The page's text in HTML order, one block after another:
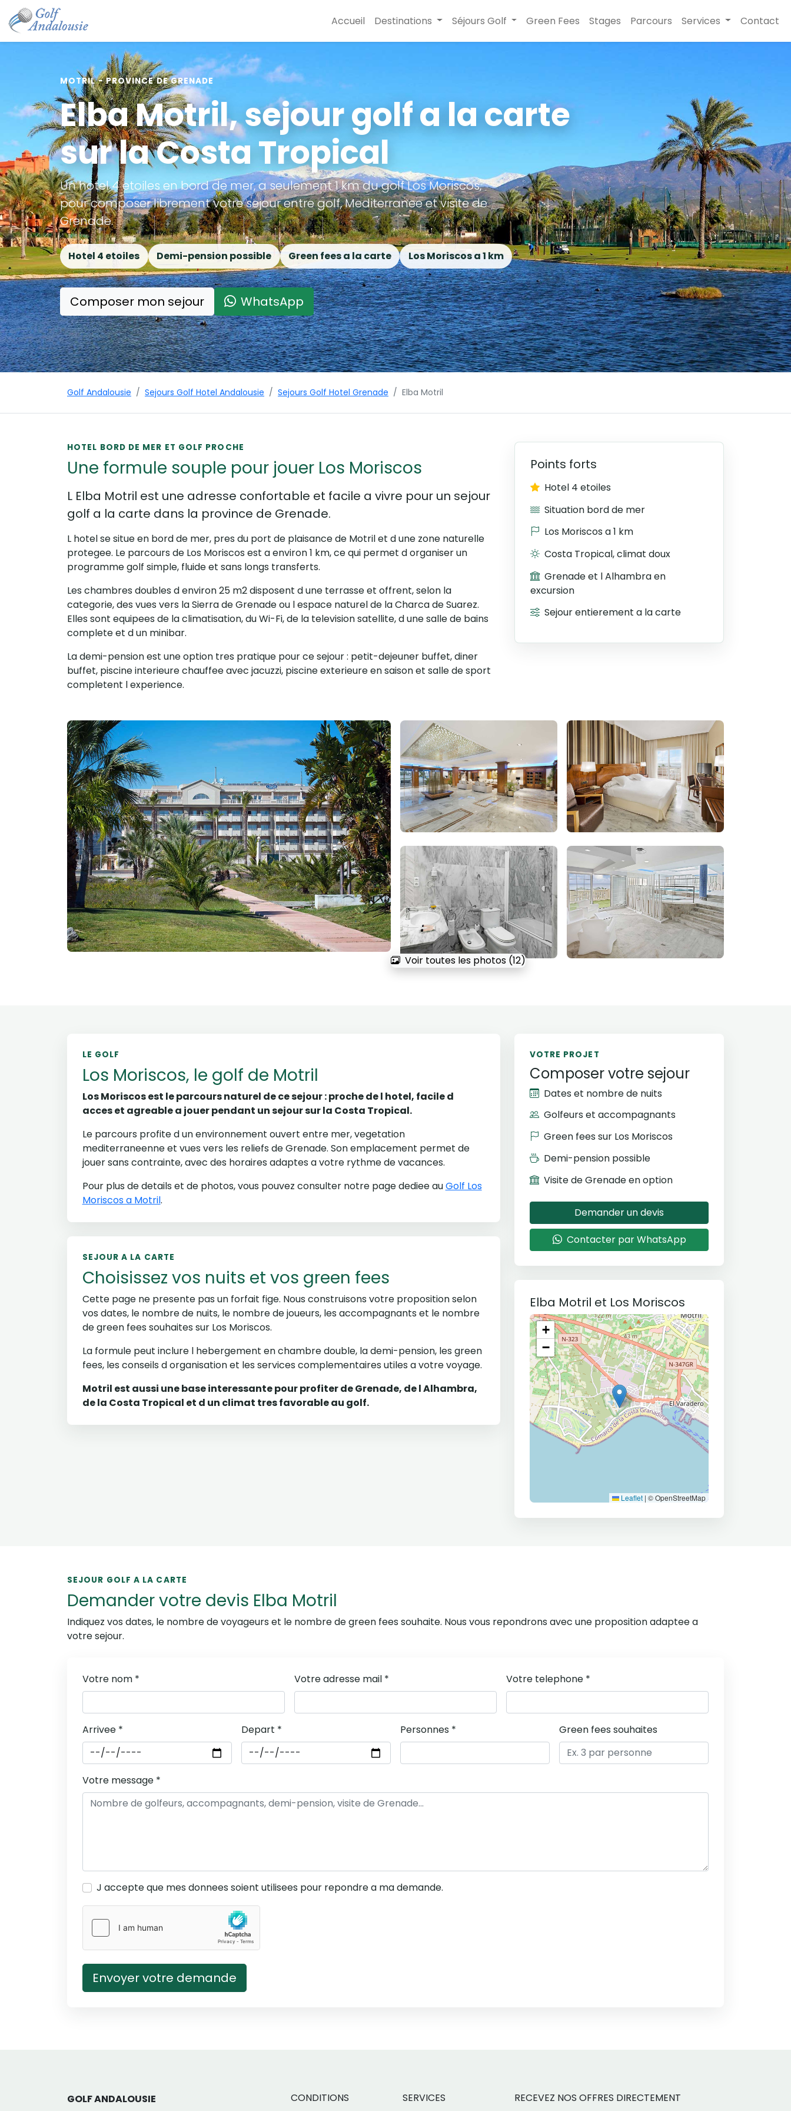
Accueil Destinations Séjours Golf Green Fees Stages Parcours Services Contact
MOTRIL - PROVINCE DE GRENADE
Elba Motril, sejour golf a la carte
sur la Costa Tropical
Un hotel 4 etoiles en bord de mer, a seulement 1 km du golf Los Moriscos,
pour composer librement votre sejour entre golf, Mediterranee et visite de
Grenade.
Hotel 4 etoiles Demi-pension possible Green fees a la carte Los Moriscos a 1 km
Composer mon sejour WhatsApp
Golf Andalousie Sejours Golf Hotel Andalousie Sejours Golf Hotel Grenade Elba Motril
HOTEL BORD DE MER ET GOLF PROCHE
Une formule souple pour jouer Los Moriscos
L Elba Motril est une adresse confortable et facile a vivre pour un sejour
golf a la carte dans la province de Grenade.
L hotel se situe en bord de mer, pres du port de plaisance de Motril et d une zone naturelle
protegee. Le parcours de Los Moriscos est a environ 1 km, ce qui permet d organiser un
programme golf simple, fluide et sans longs transferts.
Les chambres doubles d environ 25 m2 disposent d une terrasse et offrent, selon la
categorie, des vues vers la Sierra de Grenade ou l espace naturel de la Charca de Suarez.
Elles sont equipees de la climatisation, du Wi-Fi, de la television satellite, d une salle de bains
complete et d un minibar.
La demi-pension est une option tres pratique pour ce sejour : petit-dejeuner buffet, diner
buffet, piscine interieure chauffee avec jacuzzi, piscine exterieure en saison et salle de sport
completent l experience.
Points forts
Hotel 4 etoiles
Situation bord de mer
Los Moriscos a 1 km
Costa Tropical, climat doux
Grenade et l Alhambra en
excursion
Sejour entierement a la carte
Voir toutes les photos (12)
LE GOLF
Los Moriscos, le golf de Motril
Los Moriscos est le parcours naturel de ce sejour : proche de l hotel, facile d
acces et agreable a jouer pendant un sejour sur la Costa Tropical.
Le parcours profite d un environnement ouvert entre mer, vegetation
mediterraneenne et vues vers les reliefs de Grenade. Son emplacement permet de
jouer sans contrainte, avec des horaires adaptes a votre rythme de vacances.
Pour plus de details et de photos, vous pouvez consulter notre page dediee auGolf Los
Moriscos a Motril.
SEJOUR A LA CARTE
Choisissez vos nuits et vos green fees
Cette page ne presente pas un forfait fige. Nous construisons votre proposition selon
vos dates, le nombre de nuits, le nombre de joueurs, les accompagnants et le nombre
de green fees souhaites sur Los Moriscos.
La formule peut inclure l hebergement en chambre double, la demi-pension, les green
fees, les conseils d organisation et les services complementaires utiles a votre voyage.
Motril est aussi une base interessante pour profiter de Grenade, de l Alhambra,
de la Costa Tropical et d un climat tres favorable au golf.
VOTRE PROJET
Composer votre sejour
Dates et nombre de nuits
Golfeurs et accompagnants
Green fees sur Los Moriscos
Demi-pension possible
Visite de Grenade en option
Demander un devis
Contacter par WhatsApp
Elba Motril et Los Moriscos
+
−
Leaflet | © OpenStreetMap
SEJOUR GOLF A LA CARTE
Demander votre devis Elba Motril
Indiquez vos dates, le nombre de voyageurs et le nombre de green fees souhaite. Nous vous repondrons avec une proposition adaptee a
votre sejour.
Votre nom * Votre adresse mail * Votre telephone *
Arrivee * Depart * Personnes * Green fees souhaites
Votre message *
J accepte que mes donnees soient utilisees pour repondre a ma demande.
Envoyer votre demande
GOLF ANDALOUSIE CONDITIONS SERVICES RECEVEZ NOS OFFRES DIRECTEMENT